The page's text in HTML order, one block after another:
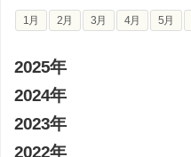
1月 2月 3月 4月 5月
2025年
2024年
2023年
2022年